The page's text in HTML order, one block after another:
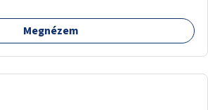
Megnézem